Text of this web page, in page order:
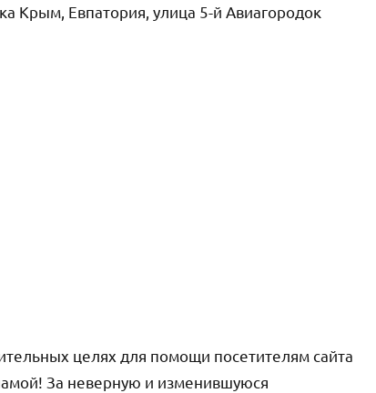
Крым, Евпатория, улица 5-й Авиагородок
целях для помощи посетителям сайта
За неверную и изменившуюся